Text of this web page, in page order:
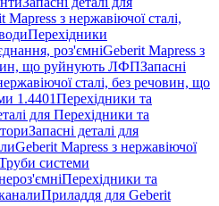
Mapress з нержавіючої сталі,
Перехідники
роз'ємніGeberit Mapress з
що руйнують ЛФПЗапасні
сталі, без речовин, що
1.4401Перехідники та
для Перехідники та
Запасні деталі для
Geberit Mapress з нержавіючої
системи
Перехідники та
Приладдя для Geberit